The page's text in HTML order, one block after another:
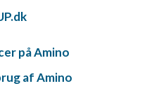
på Amino
af Amino